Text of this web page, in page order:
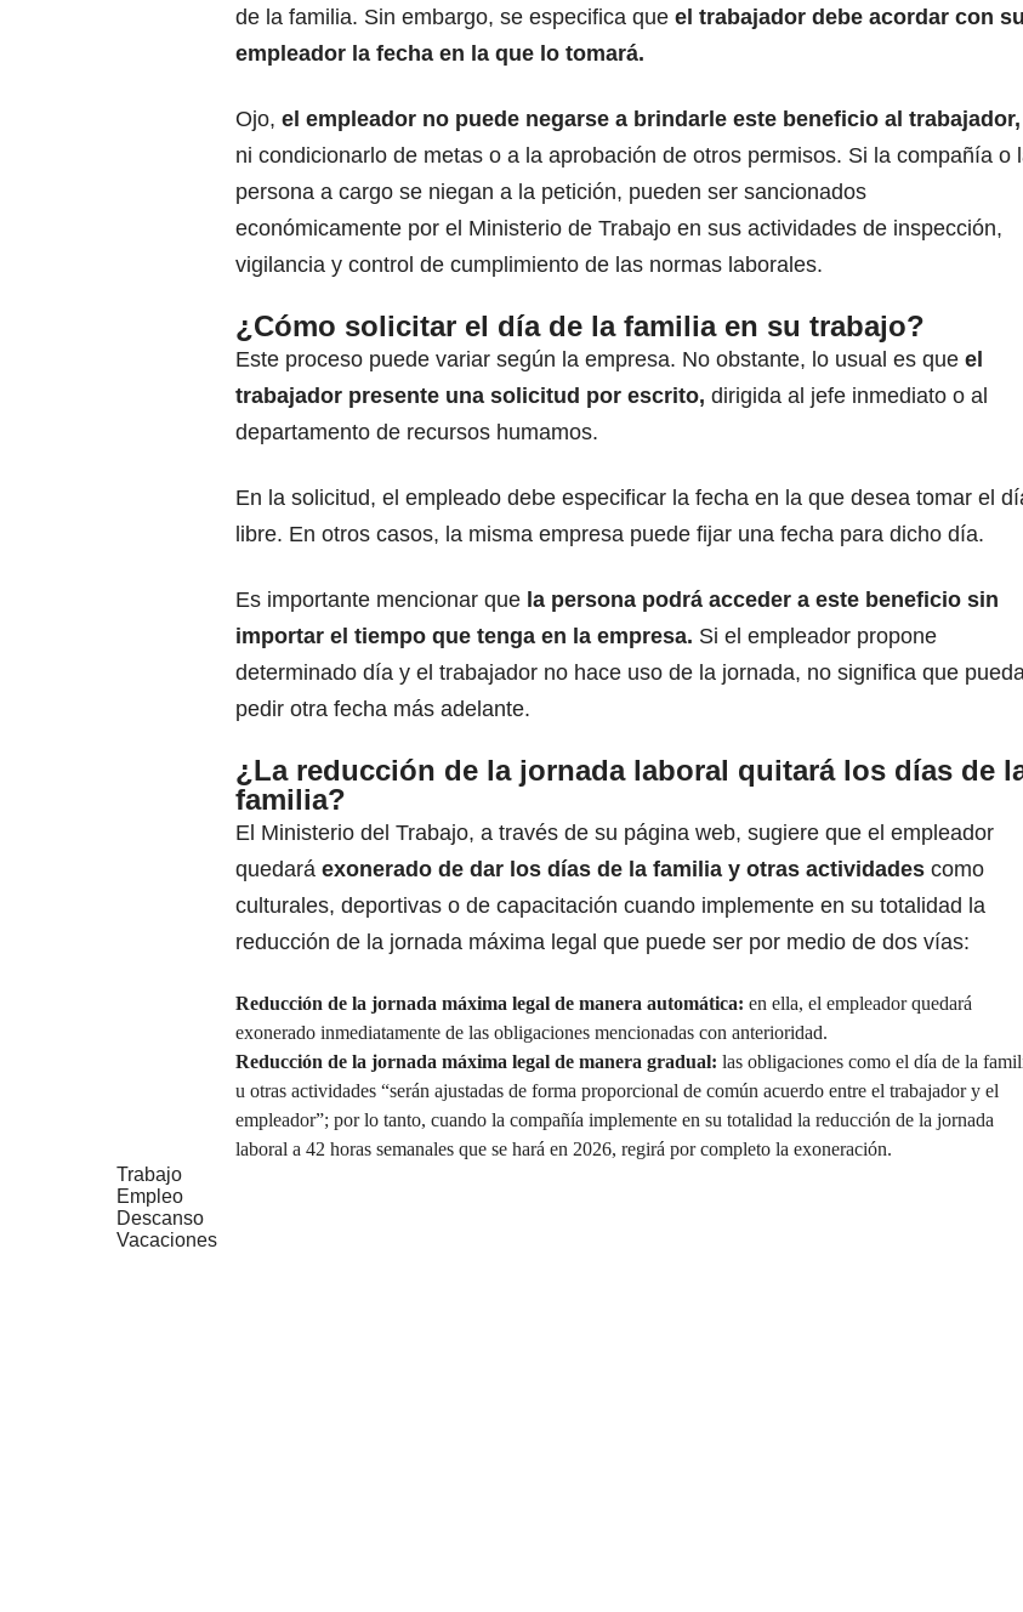
de la familia. Sin embargo, se especifica que el trabajador debe acordar con su
empleador la fecha en la que lo tomará.
Ojo, el empleador no puede negarse a brindarle este beneficio al trabajador,
ni condicionarlo de metas o a la aprobación de otros permisos. Si la compañía o
persona a cargo se niegan a la petición, pueden ser sancionados
económicamente por el Ministerio de Trabajo en sus actividades de inspección,
vigilancia y control de cumplimiento de las normas laborales.
¿Cómo solicitar el día de la familia en su trabajo?
Este proceso puede variar según la empresa. No obstante, lo usual es que el
trabajador presente una solicitud por escrito, dirigida al jefe inmediato o al
departamento de recursos humamos.
En la solicitud, el empleado debe especificar la fecha en la que desea tomar el
libre. En otros casos, la misma empresa puede fijar una fecha para dicho día.
Es importante mencionar que la persona podrá acceder a este beneficio sin
importar el tiempo que tenga en la empresa. Si el empleador propone
determinado día y el trabajador no hace uso de la jornada, no significa que
pedir otra fecha más adelante.
¿La reducción de la jornada laboral quitará los días de
familia?
El Ministerio del Trabajo, a través de su página web, sugiere que el empleador
quedará exonerado de dar los días de la familia y otras actividades como
culturales, deportivas o de capacitación cuando implemente en su totalidad la
reducción de la jornada máxima legal que puede ser por medio de dos vías:
Reducción de la jornada máxima legal de manera automática: en ella, el empleador quedará
exonerado inmediatamente de las obligaciones mencionadas con anterioridad.
Reducción de la jornada máxima legal de manera gradual: las obligaciones como el día de la
u otras actividades “serán ajustadas de forma proporcional de común acuerdo entre el trabajador y el
empleador”; por lo tanto, cuando la compañía implemente en su totalidad la reducción de la jornada
laboral a 42 horas semanales que se hará en 2026, regirá por completo la exoneración.
Trabajo
Empleo
Descanso
Vacaciones